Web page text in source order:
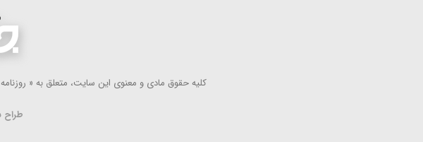
كلیه حقوق مادی و معنوی این سایت، متعلق به «
طراح